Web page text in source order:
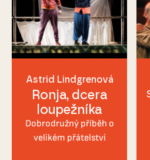
Astrid Lindgrenová
Ronja, dcera
loupežníka
Dobrodružný příběh o
velikém přátelství